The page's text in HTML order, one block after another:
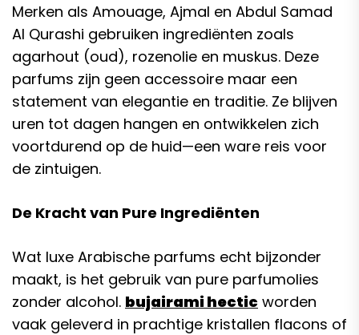
Merken als Amouage, Ajmal en Abdul Samad
Al Qurashi gebruiken ingrediënten zoals
agarhout (oud), rozenolie en muskus. Deze
parfums zijn geen accessoire maar een
statement van elegantie en traditie. Ze blijven
uren tot dagen hangen en ontwikkelen zich
voortdurend op de huid—een ware reis voor
de zintuigen.
De Kracht van Pure Ingrediënten
Wat luxe Arabische parfums echt bijzonder
maakt, is het gebruik van pure parfumolies
zonder alcohol. bujairami hectic worden
vaak geleverd in prachtige kristallen flacons of